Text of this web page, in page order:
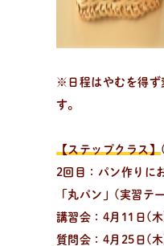
ピ
パンが作りたい！
ンやおやつのレシピをご
※日程はやむを得ず
す。
【ステップクラス】
2回目：パン作りに
「丸パン」(実習テ
講習会：4月11日(
質問会：4月25日(